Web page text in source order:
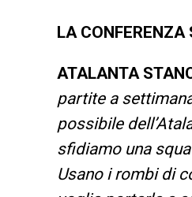
LA
ATALANTA
partite a
possibile
sfidiamo una
Usano i rombi di